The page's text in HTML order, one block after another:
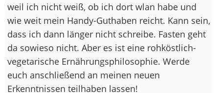
weil ich nicht weiß, ob ich dort wlan habe und
wie weit mein Handy-Guthaben reicht. Kann sein,
dass ich dann länger nicht schreibe. Fasten geht
da sowieso nicht. Aber es ist eine rohköstlich-
vegetarische Ernährungsphilosophie. Werde
euch anschließend an meinen neuen
Erkenntnissen teilhaben lassen!